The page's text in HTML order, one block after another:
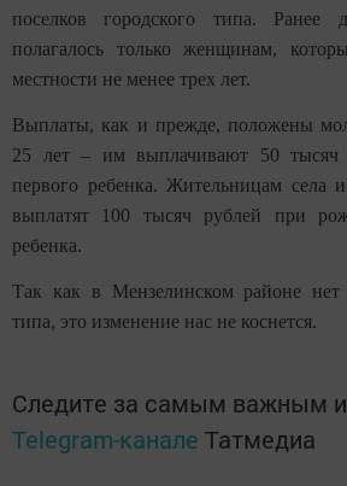
поселков городского типа. Ранее
полагалось только женщинам,
местности не менее трех лет.
Выплаты, как и прежде, положены
25 лет – им выплачивают 50 тысяч
первого ребенка. Жительницам
выплатят 100 тысяч рублей при
ребенка.
Так как в Мензелинском районе нет
типа, это изменение нас не коснется.
Следите за самым важным
Telegram-канале Татмедиа